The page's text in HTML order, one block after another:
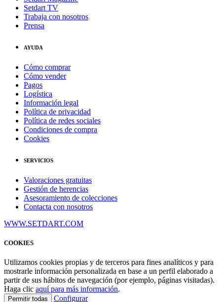
Setdart TV
Trabaja con nosotros
Prensa
AYUDA
Cómo comprar
Cómo vender
Pagos
Logística
Información legal
Política de privacidad
Política de redes sociales
Condiciones de compra
Cookies
SERVICIOS
Valoraciones gratuitas
Gestión de herencias
Asesoramiento de colecciones
Contacta con nosotros
WWW.SETDART.COM
COOKIES
Utilizamos cookies propias y de terceros para fines analíticos y para
mostrarle información personalizada en base a un perfil elaborado a
partir de sus hábitos de navegación (por ejemplo, páginas visitadas).
Haga clic aquí para más información.
Permitir todas Configurar